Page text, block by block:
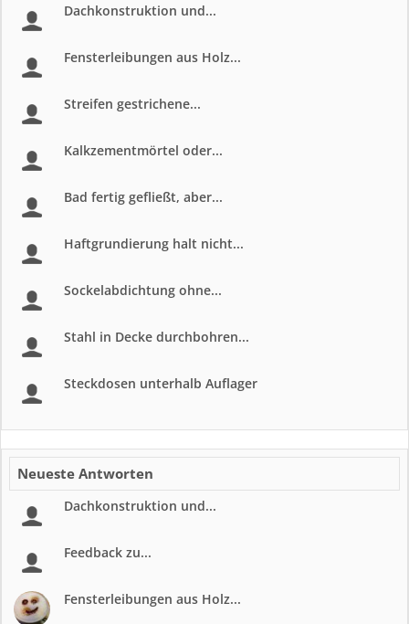
Dachkonstruktion und...
Fensterleibungen aus Holz...
Streifen gestrichene...
Kalkzementmörtel oder...
Bad fertig gefließt, aber...
Haftgrundierung halt nicht...
Sockelabdichtung ohne...
Stahl in Decke durchbohren...
Steckdosen unterhalb Auflager
Neueste Antworten
Dachkonstruktion und...
Feedback zu...
Fensterleibungen aus Holz...